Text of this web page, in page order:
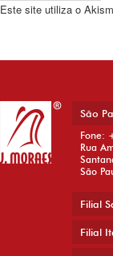
Este site utiliza o
São
Fone:
Rua
São
Filial
Filial